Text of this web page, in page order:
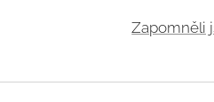
Zapomněli